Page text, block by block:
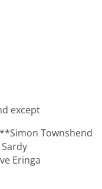
except
Townshend
Eringa